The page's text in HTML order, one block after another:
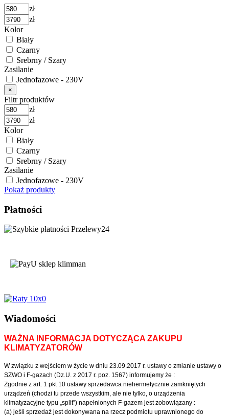
zł
zł
Kolor
Biały
Czarny
Srebrny / Szary
Zasilanie
Jednofazowe - 230V
×
Filtr produktów
zł
zł
Kolor
Biały
Czarny
Srebrny / Szary
Zasilanie
Jednofazowe - 230V
Pokaż produkty
Płatności
Wiadomości
WAŻNA INFORMACJA DOTYCZĄCA ZAKUPU
KLIMATYZATORÓW
W związku z wejściem w życie w dniu 23.09.2017 r. ustawy o zmianie ustawy o
SZWO i F-gazach (Dz.U. z 2017 r. poz. 1567) informujemy że :
Zgodnie z art. 1 pkt 10 ustawy sprzedawca niehermetycznie zamkniętych
urządzeń (chodzi tu przede wszystkim, ale nie tylko, o urządzenia
klimatyzacyjne typu „split”) napełnionych F-gazem jest zobowiązany :
(a) jeśli sprzedaż jest dokonywana na rzecz podmiotu uprawnionego do